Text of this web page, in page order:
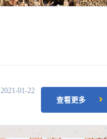
2021-01-22
查看更多